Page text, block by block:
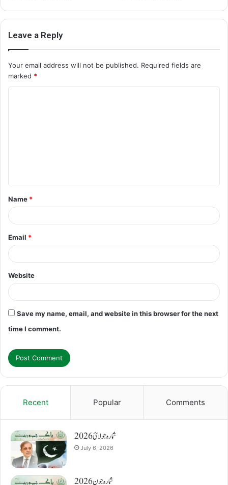
Leave a Reply
Your email address will not be published. Required fields are
marked *
t
*
Name *
Email *
Website
Save my name, email, and website in this browser for the next
time I comment.
Recent Popular Comments
شمارہ جولائ 2026
July 6, 2026
شمارہ جون 2026